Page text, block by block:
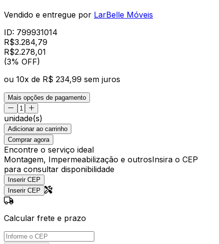
Vendido e entregue por LarBelle Móveis
ID: 799931014
R$3.284,79
R$2.278,01
(3% OFF)
ou 10x de R$ 234,99 sem juros
Mais opções de pagamento
unidade(s)
Adicionar ao carrinho
Comprar agora
Encontre o serviço ideal
Montagem, Impermeabilização e outrosInsira o CEP
para consultar disponibilidade
Inserir CEP
Inserir CEP
Calcular frete e prazo